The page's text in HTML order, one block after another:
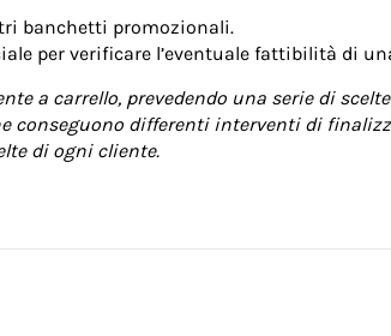
banchetti promozionali.
per verificare l’eventuale fattibilità di
a carrello, prevedendo una serie di
conseguono differenti interventi di
di ogni cliente.